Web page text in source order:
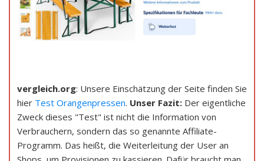
vergleich.org: Unsere Einschätzung der Seite finden Sie
hier Test Orangenpressen. Unser Fazit: Der eigentliche
Zweck dieses "Test" ist nicht die Information von
Verbrauchern, sondern das so genannte Affiliate-
Programm. Das heißt, die Weiterleitung der User an